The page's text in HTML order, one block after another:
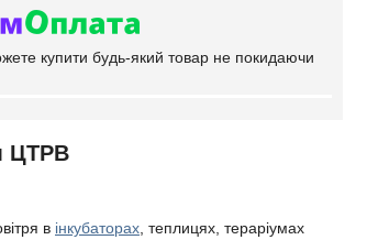
купити будь-який товар не покидаючи
ЦТРВ
в інкубаторах , теплицях, тераріумах